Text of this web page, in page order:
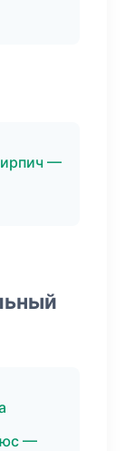
—
—